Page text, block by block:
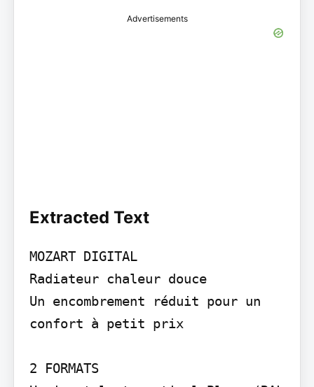
Advertisements
Extracted Text
MOZART DIGITAL
Radiateur chaleur douce
Un encombrement réduit pour un
confort à petit prix
2 FORMATS